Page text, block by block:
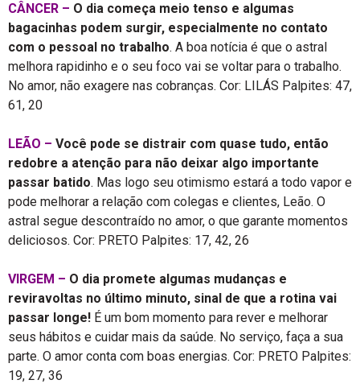
CÂNCER – O dia começa meio tenso e algumas
bagacinhas podem surgir, especialmente no contato
com o pessoal no trabalho. A boa notícia é que o astral
melhora rapidinho e o seu foco vai se voltar para o trabalho.
No amor, não exagere nas cobranças. Cor: LILÁS Palpites: 47,
61, 20
LEÃO – Você pode se distrair com quase tudo, então
redobre a atenção para não deixar algo importante
passar batido. Mas logo seu otimismo estará a todo vapor e
pode melhorar a relação com colegas e clientes, Leão. O
astral segue descontraído no amor, o que garante momentos
deliciosos. Cor: PRETO Palpites: 17, 42, 26
VIRGEM – O dia promete algumas mudanças e
reviravoltas no último minuto, sinal de que a rotina vai
passar longe! É um bom momento para rever e melhorar
seus hábitos e cuidar mais da saúde. No serviço, faça a sua
parte. O amor conta com boas energias. Cor: PRETO Palpites:
19, 27, 36